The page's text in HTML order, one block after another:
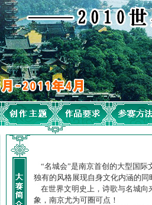
“名城会”是南京首创的大型国际
独有的风格展现自身文化内涵的
在世界文明史上，诗歌与名城向
象，南京尤为可圈可点！